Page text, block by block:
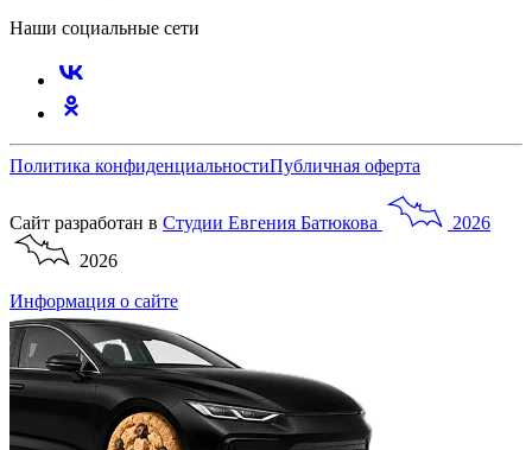
Наши социальные сети
Политика конфиденциальностиПубличная оферта
Сайт разработан в Студии Евгения Батюкова
2026
2026
Информация о сайте